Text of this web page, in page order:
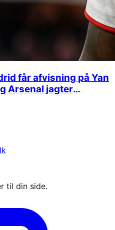
får afvisning på Yan
Arsenal jagter
til din side.